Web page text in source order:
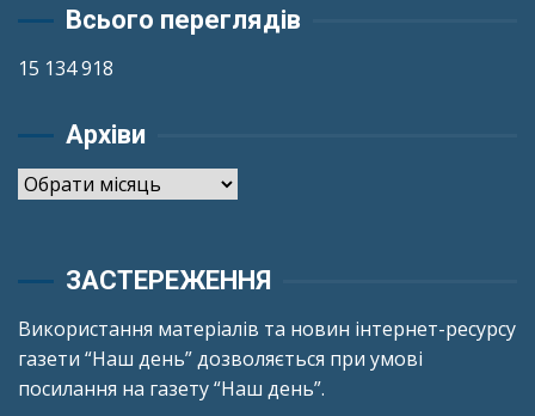
Всього переглядів
15 134 918
Архіви
Архіви
ЗАСТЕРЕЖЕННЯ
Використання матеріалів та новин інтернет-ресурсу
газети “Наш день” дозволяється при умові
посилання на газету “Наш день”.